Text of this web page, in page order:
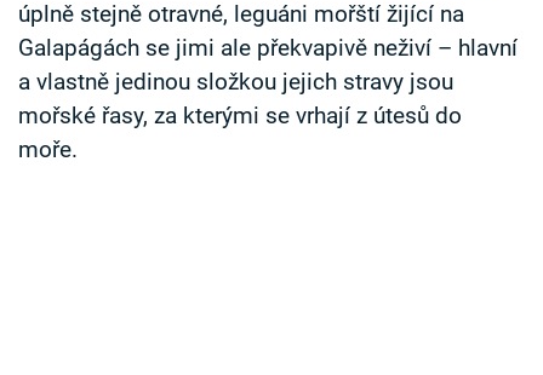
úplně stejně otravné, leguáni mořští žijící na
Galapágách se jimi ale překvapivě neživí – hlavní
a vlastně jedinou složkou jejich stravy jsou
mořské řasy, za kterými se vrhají z útesů do
moře.